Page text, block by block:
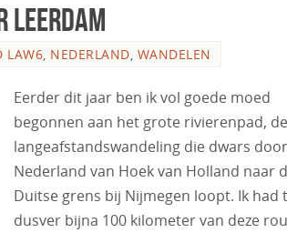
Leerdam
LAW6, NEDERLAND, WANDELEN
Eerder dit jaar ben ik vol goede moed
begonnen aan het grote rivierenpad, de
langeafstandswandeling die dwars door
Nederland van Hoek van Holland naar
Duitse grens bij Nijmegen loopt. Ik had
dusver bijna 100 kilometer van deze